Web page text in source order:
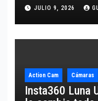
JULIO 9, 2026
Action Cam Cámaras
Insta360 Luna